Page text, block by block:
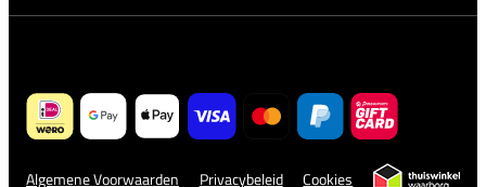
Algemene Voorwaarden Privacybeleid Cookies